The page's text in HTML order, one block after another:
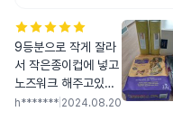
9등분으로 작게 잘라
서 작은종이컵에 넣고
노즈워크 해주고있어
요 사료랑 양치껌외에
h******* 2024.08.20